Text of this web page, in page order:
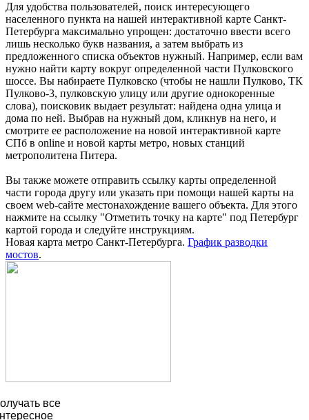
Для удобства пользователей, поиск интересующего
населенного пункта на нашей интерактивной карте Санкт-
Петербурга максимально упрощен: достаточно ввести всего
лишь несколько букв названия, а затем выбрать из
предложенного списка объектов нужный. Например, если вам
нужно найти карту вокруг определенной части Пулковского
шоссе. Вы набираете Пулковско (чтобы не нашли Пулково, ТК
Пулково-3, пулковскую улицу или другие однокоренные
слова), поисковик выдает результат: найдена одна улица и
дома по ней. Выбрав на нужный дом, кликнув на него, и
смотрите ее расположение на новой интерактивной карте
СПб в online и новой карты метро, новых станций
метрополитена Питера.
Вы также можете отправить ссылку карты определенной
части города другу или указать при помощи нашей карты на
своем web-сайте местонахождение вашего объекта. Для этого
нажмите на ссылку "Отметить точку на карте" под Петербург
картой города и следуйте инструкциям.
Новая карта метро Санкт-Петербурга. График разводки
мостов.
все